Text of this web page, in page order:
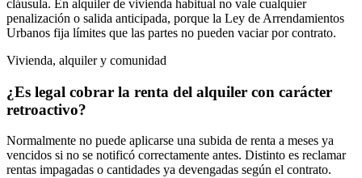
cláusula. En alquiler de vivienda habitual no vale cualquier
penalización o salida anticipada, porque la Ley de Arrendamientos
Urbanos fija límites que las partes no pueden vaciar por contrato.
Vivienda, alquiler y comunidad
¿Es legal cobrar la renta del alquiler con carácter
retroactivo?
Normalmente no puede aplicarse una subida de renta a meses ya
vencidos si no se notificó correctamente antes. Distinto es reclamar
rentas impagadas o cantidades ya devengadas según el contrato.